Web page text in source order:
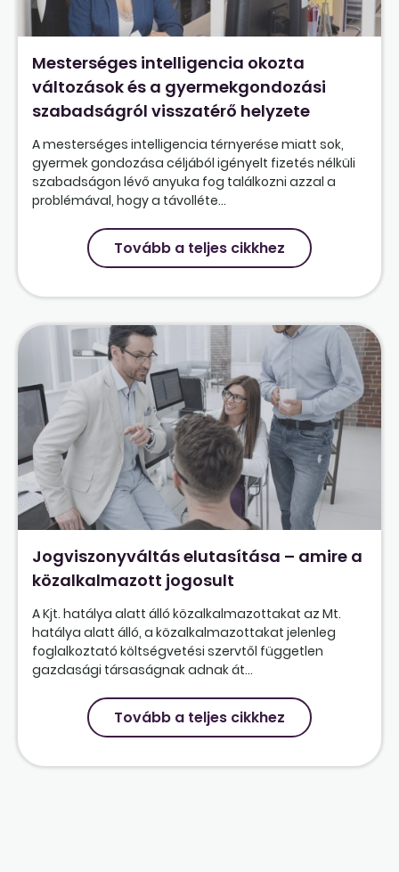
Mesterséges intelligencia okozta
változások és a gyermekgondozási
szabadságról visszatérő helyzete
A mesterséges intelligencia térnyerése miatt sok,
gyermek gondozása céljából igényelt fizetés nélküli
szabadságon lévő anyuka fog találkozni azzal a
problémával, hogy a távolléte...
Tovább a teljes cikkhez
Jogviszonyváltás elutasítása – amire a
közalkalmazott jogosult
A Kjt. hatálya alatt álló közalkalmazottakat az Mt.
hatálya alatt álló, a közalkalmazottakat jelenleg
foglalkoztató költségvetési szervtől független
gazdasági társaságnak adnak át...
Tovább a teljes cikkhez